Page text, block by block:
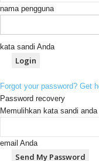
nama pengguna
kata sandi Anda
Forgot your password? Get
Password recovery
Memulihkan kata sandi anda
email Anda